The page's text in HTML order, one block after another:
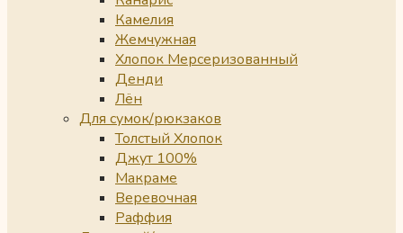
Камелия
Жемчужная
Хлопок Мерсеризованный
Денди
Лён
Для сумок/рюкзаков
Толстый Хлопок
Джут 100%
Макраме
Веревочная
Раффия